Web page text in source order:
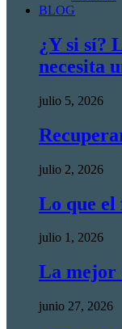
BLOG
¿Y si sí?
necesita
julio 5, 2026
julio 2, 2026
Lo que el
julio 1, 2026
La mejor
junio 27, 2026